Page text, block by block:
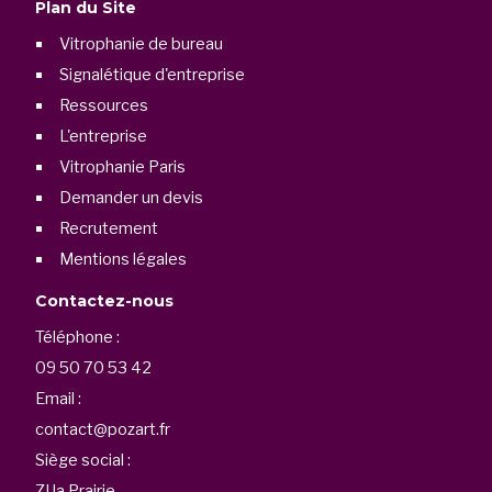
Plan du Site
Vitrophanie de bureau
Signalétique d'entreprise
Ressources
L'entreprise
Vitrophanie Paris
Demander un devis
Recrutement
Mentions légales
Contactez-nous
Téléphone :
09 50 70 53 42
Email :
contact@pozart.fr
Siège social :